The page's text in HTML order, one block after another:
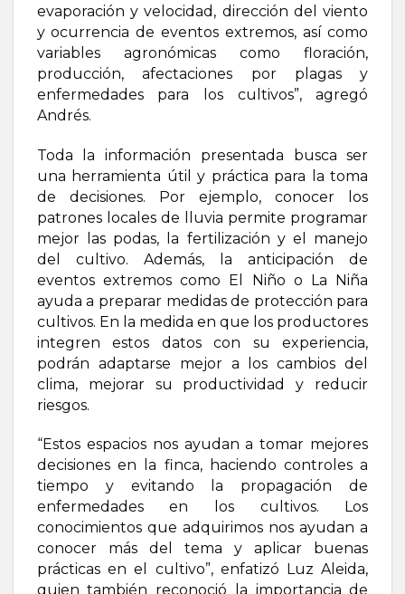
evaporación y velocidad, dirección del viento
y ocurrencia de eventos extremos, así como
variables agronómicas como floración,
producción, afectaciones por plagas y
enfermedades para los cultivos”, agregó
Andrés.
Toda la información presentada busca ser
una herramienta útil y práctica para la toma
de decisiones. Por ejemplo, conocer los
patrones locales de lluvia permite programar
mejor las podas, la fertilización y el manejo
del cultivo. Además, la anticipación de
eventos extremos como El Niño o La Niña
ayuda a preparar medidas de protección para
cultivos. En la medida en que los productores
integren estos datos con su experiencia,
podrán adaptarse mejor a los cambios del
clima, mejorar su productividad y reducir
riesgos.
“Estos espacios nos ayudan a tomar mejores
decisiones en la finca, haciendo controles a
tiempo y evitando la propagación de
enfermedades en los cultivos. Los
conocimientos que adquirimos nos ayudan a
conocer más del tema y aplicar buenas
prácticas en el cultivo”, enfatizó Luz Aleida,
quien también reconoció la importancia de